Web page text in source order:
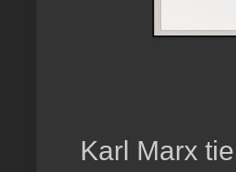
Karl Marx